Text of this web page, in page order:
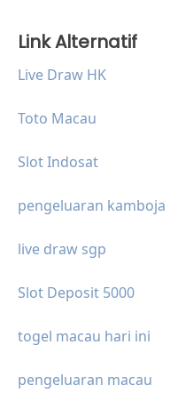
Link Alternatif
Live Draw HK
Toto Macau
Slot Indosat
pengeluaran kamboja
live draw sgp
Slot Deposit 5000
togel macau hari ini
pengeluaran macau